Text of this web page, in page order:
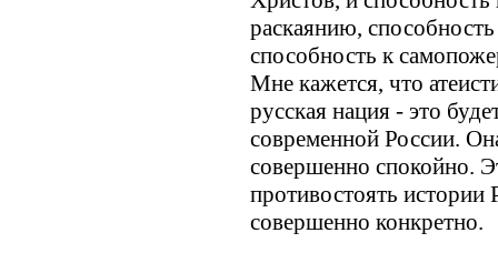
раскаянию,
способность к
Мне кажется, что
русская нация - это
современной России.
совершенно спокойно.
противостоять
совершенно конкретно.